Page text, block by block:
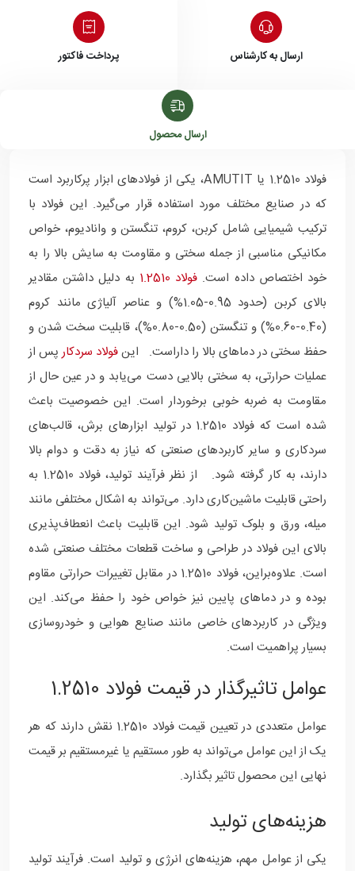
ارسال به کارشناس پرداخت فاکتور
ارسال محصول
فولاد 1.2510 یا AMUTIT، یکی از فولادهای ابزار پرکاربرد است
که در صنایع مختلف مورد استفاده قرار می‌گیرد. این فولاد با
ترکیب شیمیایی شامل کربن، کروم، تنگستن و وانادیوم، خواص
مکانیکی مناسبی از جمله سختی و مقاومت به سایش بالا را به
خود اختصاص داده است. فولاد 1.2510
به دلیل داشتن مقادیر
بالای کربن (حدود 0.95-1.05%) و عناصر آلیاژی مانند کروم
(0.40-0.60%) و تنگستن (0.50-0.80%)، قابلیت سخت شدن و
حفظ سختی در دماهای بالا را داراست. اینفولاد سردکارپس از
عملیات حرارتی، به سختی بالایی دست می‌یابد و در عین حال از
مقاومت به ضربه خوبی برخوردار است. این خصوصیت باعث
شده است که فولاد 1.2510 در تولید ابزارهای برش، قالب‌های
سردکاری و سایر کاربردهای صنعتی که نیاز به دقت و دوام بالا
دارند، به کار گرفته شود.
از نظر فرآیند تولید، فولاد 1.2510 به
راحتی قابلیت ماشین‌کاری دارد. می‌تواند به اشکال مختلفی مانند
میله، ورق و بلوک تولید شود. این قابلیت باعث انعطاف‌پذیری
بالای این فولاد در طراحی و ساخت قطعات مختلف صنعتی شده
است. علاوه‌براین، فولاد 1.2510 در مقابل تغییرات حرارتی مقاوم
بوده و در دماهای پایین نیز خواص خود را حفظ می‌کند. این
ویژگی در کاربردهای خاصی مانند صنایع هوایی و خودروسازی
بسیار پراهمیت است.
عوامل تاثیرگذار در قیمت فولاد 1.2510
عوامل متعددی در تعیین قیمت فولاد 1.2510 نقش دارند که هر
یک از این عوامل می‌تواند به طور مستقیم یا غیرمستقیم بر قیمت
نهایی این محصول تاثیر بگذارد.
هزینه‌های تولید
یکی از عوامل مهم، هزینه‌های انرژی و تولید است. فرآیند تولید